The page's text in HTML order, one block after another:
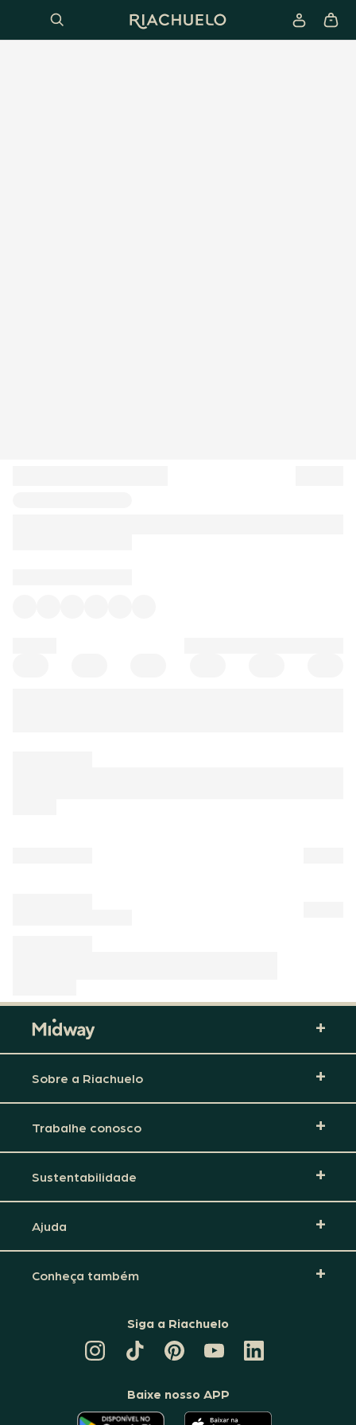
Sobre a Riachuelo
Trabalhe conosco
Sustentabilidade
Ajuda
Conheça também
Siga a Riachuelo
TIKTOK
DA
PINTEREST
DA
CANAL
DA
RIACHUELO
LINKEDIN
DA
Baixe nosso APP
O O